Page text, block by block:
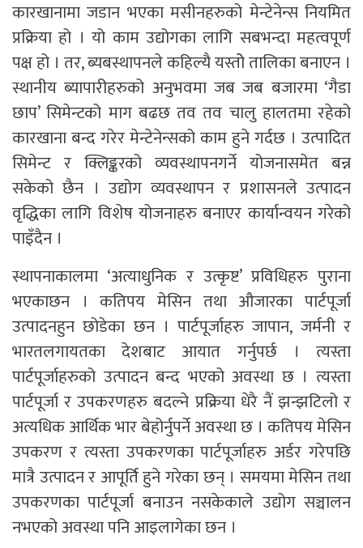
कारखानामा जडान भएका मसीनहरुको मेन्टेनेन्स नियमित
प्रक्रिया हो । यो काम उद्योगका लागि सबभन्दा महत्वपूर्ण
पक्ष हो । तर, ब्यबस्थापनले कहिल्यै यस्तोे तालिका बनाएन ।
स्थानीय ब्यापारीहरुको अनुभवमा जब जब बजारमा ‘गैडा
छाप’ सिमेन्टको माग बढछ तव तव चालु हालतमा रहेको
कारखाना बन्द गरेर मेन्टेनेन्सको काम हुने गर्दछ । उत्पादित
सिमेन्ट र क्लिङ्करको व्यवस्थापनगर्ने योजनासमेत बन्न
सकेको छैन । उद्योग व्यवस्थापन र प्रशासनले उत्पादन
वृद्धिका लागि विशेष योजनाहरु बनाएर कार्यान्वयन गरेको
पाइँदैन ।
स्थापनाकालमा ‘अत्याधुनिक र उत्कृष्ट’ प्रविधिहरु पुराना
भएकाछन । कतिपय मेसिन तथा औजारका पार्टपूर्जा
उत्पादनहुन छोडेका छन । पार्टपूर्जाहरु जापान, जर्मनी र
भारतलगायतका देशबाट आयात गर्नुपर्छ । त्यस्ता
पार्टपूर्जाहरुको उत्पादन बन्द भएको अवस्था छ । त्यस्ता
पार्टपूर्जा र उपकरणहरु बदल्ने प्रक्रिया धेरै नैं झन्झटिलो र
अत्यधिक आर्थिक भार बेहोर्नुपर्ने अवस्था छ । कतिपय मेसिन
उपकरण र त्यस्ता उपकरणका पार्टपूर्जाहरु अर्डर गरेपछि
मात्रै उत्पादन र आपूर्ति हुने गरेका छन् । समयमा मेसिन तथा
उपकरणका पार्टपूर्जा बनाउन नसकेकाले उद्योग सञ्चालन
नभएको अवस्था पनि आइलागेका छन ।